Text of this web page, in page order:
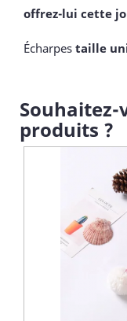
offrez-lui cette
Écharpes taille
Souhaitez-
produits ?